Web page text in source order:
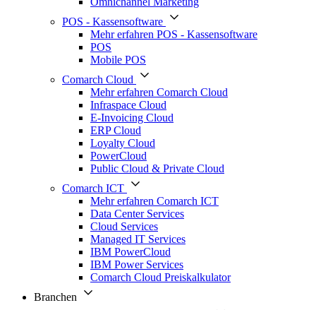
POS - Kassensoftware
Mehr erfahren POS - Kassensoftware
POS
Mobile POS
Comarch Cloud
Mehr erfahren Comarch Cloud
Infraspace Cloud
E-Invoicing Cloud
ERP Cloud
Loyalty Cloud
PowerCloud
Public Cloud & Private Cloud
Comarch ICT
Mehr erfahren Comarch ICT
Data Center Services
Cloud Services
Managed IT Services
IBM PowerCloud
IBM Power Services
Comarch Cloud Preiskalkulator
Branchen